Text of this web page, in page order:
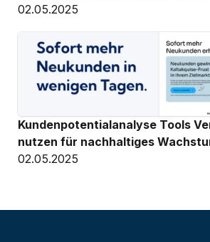
02.05.2025
Kundenpotentialanalyse Tools
nutzen für nachhaltiges
02.05.2025